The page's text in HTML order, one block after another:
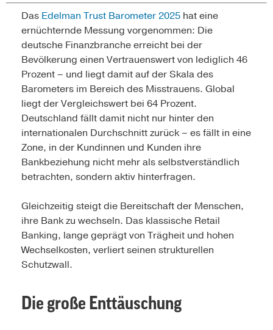
Das Edelman Trust Barometer 2025 hat eine
ernüchternde Messung vorgenommen: Die
deutsche Finanzbranche erreicht bei der
Bevölkerung einen Vertrauenswert von lediglich 46
Prozent – und liegt damit auf der Skala des
Barometers im Bereich des Misstrauens. Global
liegt der Vergleichswert bei 64 Prozent.
Deutschland fällt damit nicht nur hinter den
internationalen Durchschnitt zurück – es fällt in eine
Zone, in der Kundinnen und Kunden ihre
Bankbeziehung nicht mehr als selbstverständlich
betrachten, sondern aktiv hinterfragen.
Gleichzeitig steigt die Bereitschaft der Menschen,
ihre Bank zu wechseln. Das klassische Retail
Banking, lange geprägt von Trägheit und hohen
Wechselkosten, verliert seinen strukturellen
Schutzwall.
Die große Enttäuschung